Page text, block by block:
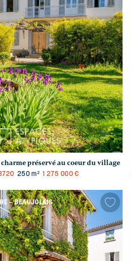
préservé au coeur du village
250 m² 1 275 000 €
– BEAUJOLAIS